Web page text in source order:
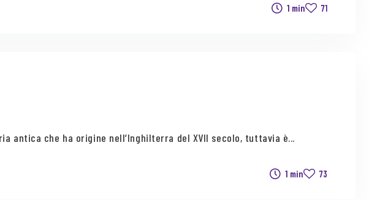
71
1 min
che ha origine nell’Inghilterra del XVII secolo, tuttavia è...
73
1 min